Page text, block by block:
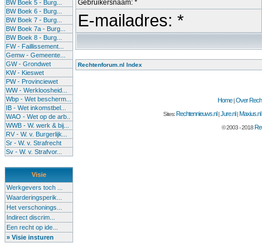
BW Boek 5 - Burg...
BW Boek 6 - Burg...
BW Boek 7 - Burg...
BW Boek 7a - Burg...
BW Boek 8 - Burg...
FW - Faillissement...
Gemw - Gemeente...
GW - Grondwet
KW - Kieswet
PW - Provinciewet
WW - Werkloosheid...
Wbp - Wet bescherm...
IB - Wet inkomstbel...
WAO - Wet op de arb..
WWB - W. werk & bij...
RV - W. v. Burgerlijk...
Sr - W. v. Strafrecht
Sv - W. v. Strafvor...
Visie
Werkgevers toch ...
Waarderingsperik...
Het verschonings...
Indirect discrim...
Een recht op ide...
» Visie insturen
Gebruikersnaam: *
E-mailadres: *
Rechtenforum.nl Index
Home|Over
Sites:Rechtennieuws.nl |Jure.nl |Maxius.nl
© 2003 - 2018